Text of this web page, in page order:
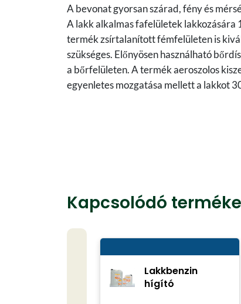
A bevonat gyorsan szárad, fény és
A lakk alkalmas fafelületek lakkozására
termék zsírtalanított fémfelületen is
szükséges. Előnyösen használható
a bőrfelületen. A termék aeroszolos
egyenletes mozgatása mellett a lakkot
Kapcsolódó
Lakkbenzin
hígító